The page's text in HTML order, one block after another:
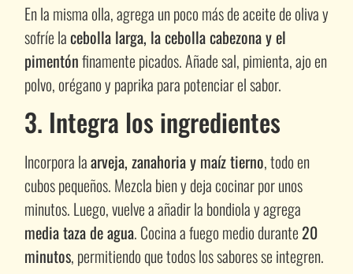
En la misma olla, agrega un poco más de aceite de oliva y
sofríe lacebolla larga, la cebolla cabezona y el
pimentónfinamente picados. Añade sal, pimienta, ajo en
polvo, orégano y paprika para potenciar el sabor.
3. Integra los ingredientes
Incorpora laarveja, zanahoria y maíz tierno, todo en
cubos pequeños. Mezcla bien y deja cocinar por unos
minutos. Luego, vuelve a añadir la bondiola y agrega
media taza de agua. Cocina a fuego medio durante20
minutos, permitiendo que todos los sabores se integren.